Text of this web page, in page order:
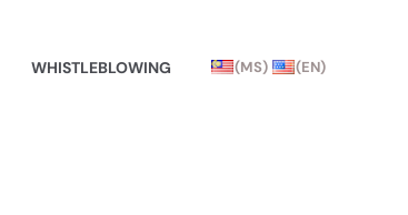
WHISTLEBLOWING (MS) (EN)